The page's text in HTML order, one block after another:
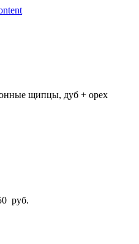
щипцы, дуб + орех
руб.